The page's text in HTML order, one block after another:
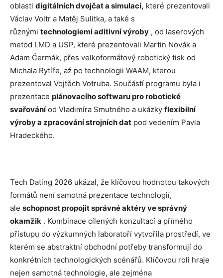
oblasti digitálních dvojčat a simulací, které prezentovali
Václav Voltr a Matěj Sulitka, a také s
různými technologiemi aditivní výroby , od laserových
metod LMD a USP, které prezentovali Martin Novák a
Adam Čermák, přes velkoformátový robotický tisk od
Michala Rytíře, až po technologii WAAM, kterou
prezentoval Vojtěch Votruba. Součástí programu byla i
prezentace plánovacího softwaru pro robotické
svařováníod Vladimíra Smutného a ukázky flexibilní
výroby a zpracování strojních dat pod vedením Pavla
Hradeckého.
Tech Dating 2026 ukázal, že klíčovou hodnotou takových
formátů není samotná prezentace technologií,
ale schopnost propojit správné aktéry ve správný
okamžik . Kombinace cílených konzultací a přímého
přístupu do výzkumných laboratoří vytvořila prostředí, ve
kterém se abstraktní obchodní potřeby transformují do
konkrétních technologických scénářů. Klíčovou roli hraje
nejen samotná technologie, ale zejména